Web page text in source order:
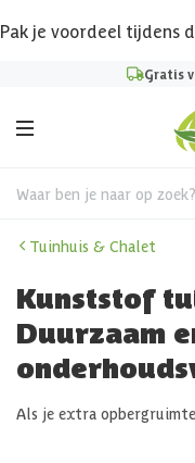
Pak je voordeel tijdens
Waar ben je naar op zoek?
Tuinhuis & Chalet
Kunststof
Duurzaam
Als je extra